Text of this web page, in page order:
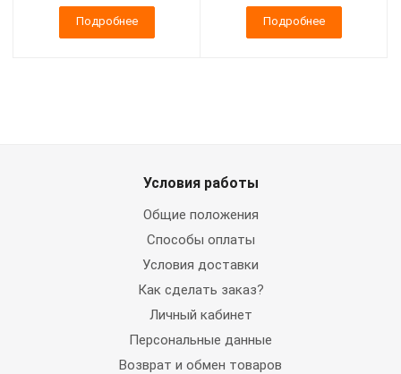
Подробнее Подробнее
Условия работы
Общие положения
Способы оплаты
Условия доставки
Как сделать заказ?
Личный кабинет
Персональные данные
Возврат и обмен товаров